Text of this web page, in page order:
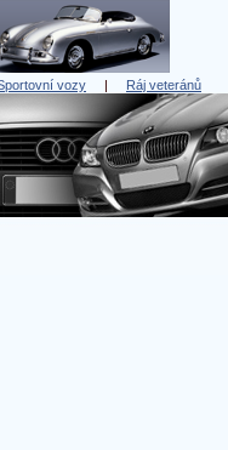
vozy | Ráj veteránů